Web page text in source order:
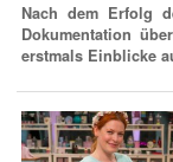
Nach dem Erfolg
Dokumentation
erstmals Einblicke